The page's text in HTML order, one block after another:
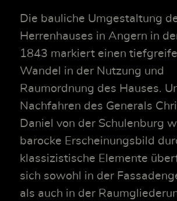
Die bauliche Umgestaltung
Herrenhauses in Angern in
1843 markiert einen
Wandel in der Nutzung und
Raumordnung des Hauses.
Nachfahren des Generals
Daniel von der Schulenburg
barocke Erscheinungsbild
klassizistische Elemente
sich sowohl in der
als auch in der